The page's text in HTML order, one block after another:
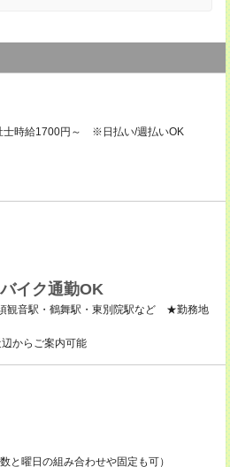
時給1700円～ ※日払い/週払いOK
イク通勤OK
観音駅・鶴舞駅・東別院駅など ★勤務地
からご案内可能
と曜日の組み合わせや固定も可）